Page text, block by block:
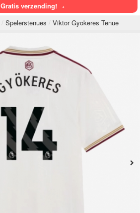
Gratis verzending!
Spelerstenues Viktor Gyokeres Tenue